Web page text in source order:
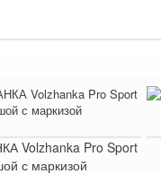
Volzhanka Pro Sport
с маркизой